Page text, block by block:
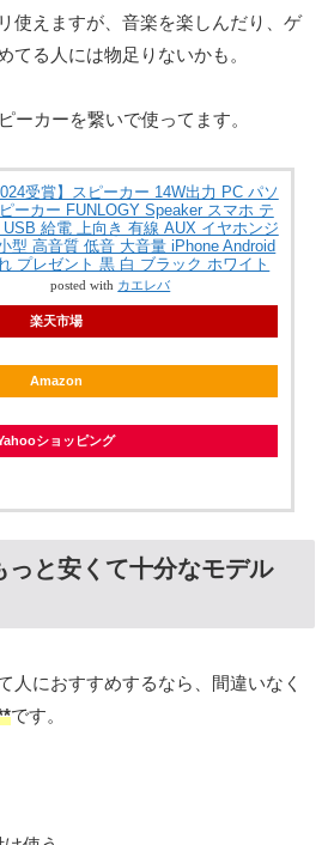
使えますが、音楽を楽しんだり、ゲ
てる人には物足りないかも。
ーカーを繋いで使ってます。
受賞】スピーカー 14W出力 PC パソ
ーカー FUNLOGY Speaker スマホ テ
USB 給電 上向き 有線 AUX イヤホンジ
型 高音質 低音 大音量 iPhone Android
プレゼント 黒 白 ブラック ホワイト
posted with カエレバ
楽天市場
Amazon
ショッピング
っと安くて十分なモデル
人におすすめするなら、間違いなく
です。